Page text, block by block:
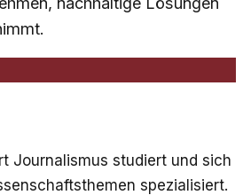
Journalismus studiert und sich
spezialisiert.